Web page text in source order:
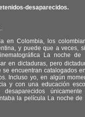
desaparecidos.
en Colombia, los
y puede que a veces,
La noche de
en dictaduras, pero
encuentran catalogados
Incluso yo, en algún
y con una educación
la película La noche de